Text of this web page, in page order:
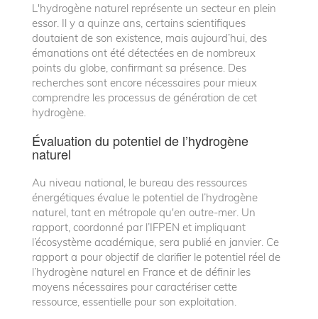
L'hydrogène naturel représente un secteur en plein
essor. Il y a quinze ans, certains scientifiques
doutaient de son existence, mais aujourd’hui, des
émanations ont été détectées en de nombreux
points du globe, confirmant sa présence. Des
recherches sont encore nécessaires pour mieux
comprendre les processus de génération de cet
hydrogène.
Évaluation du potentiel de l’hydrogène
naturel
Au niveau national, le bureau des ressources
énergétiques évalue le potentiel de l’hydrogène
naturel, tant en métropole qu'en outre-mer. Un
rapport, coordonné par l’IFPEN et impliquant
l’écosystème académique, sera publié en janvier. Ce
rapport a pour objectif de clarifier le potentiel réel de
l’hydrogène naturel en France et de définir les
moyens nécessaires pour caractériser cette
ressource, essentielle pour son exploitation.